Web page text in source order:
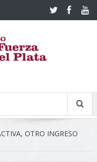
OTRO INGRESO